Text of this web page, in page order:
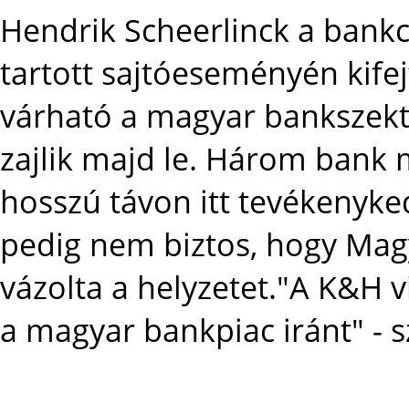
Hendrik Scheerlinck a
tartott sajtóeseményén
várható a magyar
zajlik majd le. Három bank
hosszú távon itt
pedig nem biztos, hogy
vázolta a helyzetet."A K&H
a magyar bankpiac iránt" -